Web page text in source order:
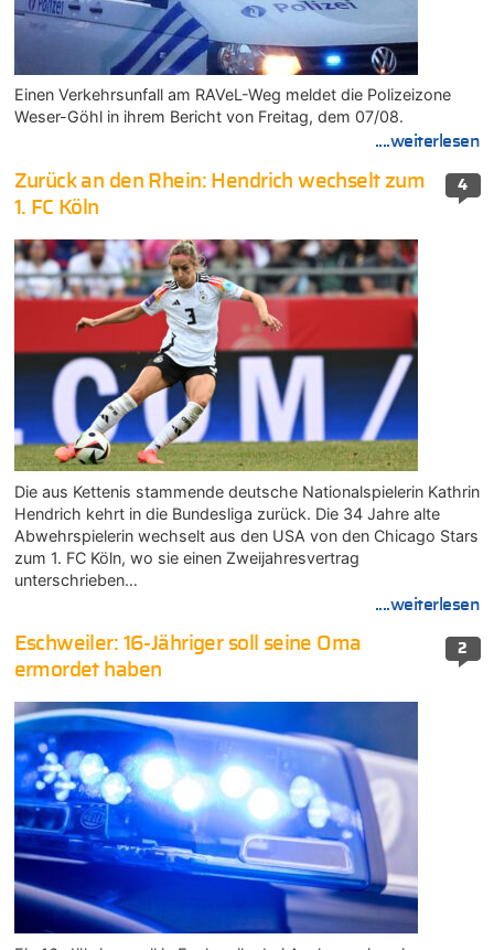
Einen Verkehrsunfall am RAVeL-Weg meldet die Polizeizone
Weser-Göhl in ihrem Bericht von Freitag, dem 07/08.
....weiterlesen
4
Zurück an den Rhein: Hendrich wechselt zum
1. FC Köln
Die aus Kettenis stammende deutsche Nationalspielerin Kathrin
Hendrich kehrt in die Bundesliga zurück. Die 34 Jahre alte
Abwehrspielerin wechselt aus den USA von den Chicago Stars
zum 1. FC Köln, wo sie einen Zweijahresvertrag
unterschrieben…
....weiterlesen
2
Eschweiler: 16-Jähriger soll seine Oma
ermordet haben